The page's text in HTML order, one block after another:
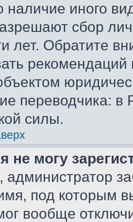
наличие иного
сбор
лет. Обратите
переводчика: в
силы.
не могу
администратор
под которым
вообще